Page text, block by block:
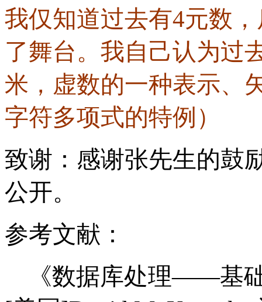
我仅知道过去有4元数
了舞台。我自己认为过
米，虚数的一种表示、
字符多项式的特例）
致谢：感谢张先生的鼓
公开。
参考文献：
《数据库处理——基